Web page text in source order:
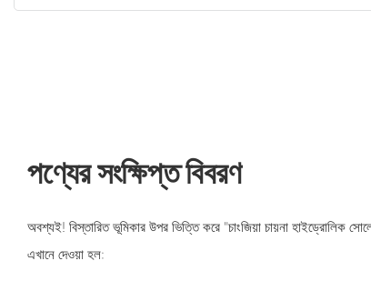
পণ্যের সংক্ষিপ্ত বিবরণ
অবশ্যই! বিস্তারিত ভূমিকার উপর ভিত্তি করে "চাংজিয়া চায়না হাইড্রোলিক
এখানে দেওয়া হল: